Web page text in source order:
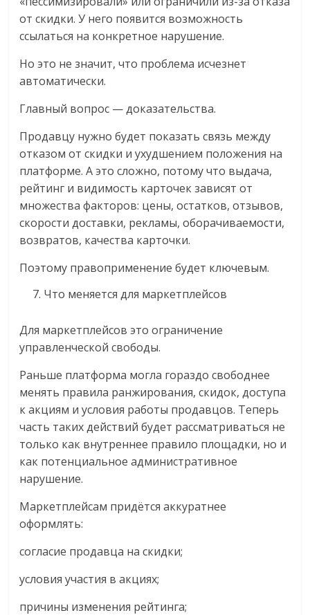
от скидки. У него появится возможность
ссылаться на конкретное нарушение.
Но это не значит, что проблема исчезнет
автоматически.
Главный вопрос — доказательства.
Продавцу нужно будет показать связь между
отказом от скидки и ухудшением положения на
платформе. А это сложно, потому что выдача,
рейтинг и видимость карточек зависят от
множества факторов: цены, остатков, отзывов,
скорости доставки, рекламы, оборачиваемости,
возвратов, качества карточки.
Поэтому правоприменение будет ключевым.
Что меняется для маркетплейсов
Для маркетплейсов это ограничение
управленческой свободы.
Раньше платформа могла гораздо свободнее
менять правила ранжирования, скидок, доступа
к акциям и условия работы продавцов. Теперь
часть таких действий будет рассматриваться не
только как внутреннее правило площадки, но и
как потенциальное административное
нарушение.
Маркетплейсам придётся аккуратнее
оформлять:
согласие продавца на скидки;
условия участия в акциях;
причины изменения рейтинга;